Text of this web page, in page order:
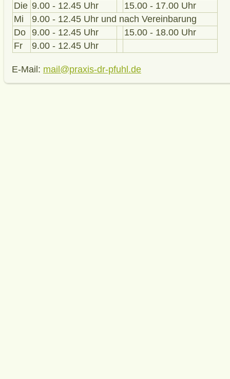
Die 9.00 - 12.45 Uhr
15.00 - 17.00 Uhr
Mi
9.00 - 12.45 Uhr und nach Vereinbarung
Do 9.00 - 12.45 Uhr
15.00 - 18.00 Uhr
Fr
9.00 - 12.45 Uhr
E-Mail: mail@praxis-dr-pfuhl.de